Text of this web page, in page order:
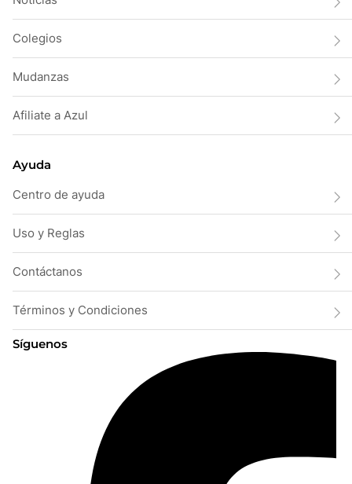
Colegios
Mudanzas
Afiliate a Azul
Ayuda
Centro de ayuda
Uso y Reglas
Contáctanos
Términos y Condiciones
Síguenos